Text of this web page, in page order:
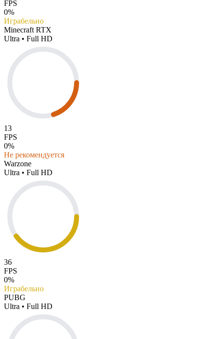
FPS
0%
Играбельно
Minecraft RTX
Ultra • Full HD
13
FPS
0%
Не рекомендуется
Warzone
Ultra • Full HD
36
FPS
0%
Играбельно
PUBG
Ultra • Full HD